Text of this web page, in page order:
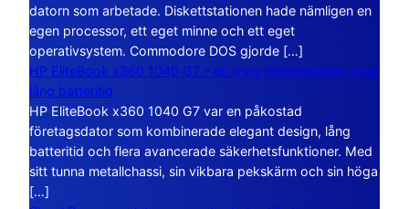
datorn som arbetade. Diskettstationen hade nämligen en
egen processor, ett eget minne och ett eget
operativsystem. Commodore DOS gjorde […]
HP EliteBook x360 1040 G7 – en lyxig företagsdator med
lång batteritid
HP EliteBook x360 1040 G7 var en påkostad
företagsdator som kombinerade elegant design, lång
batteritid och flera avancerade säkerhetsfunktioner. Med
sitt tunna metallchassi, sin vikbara pekskärm och sin höga
[…]